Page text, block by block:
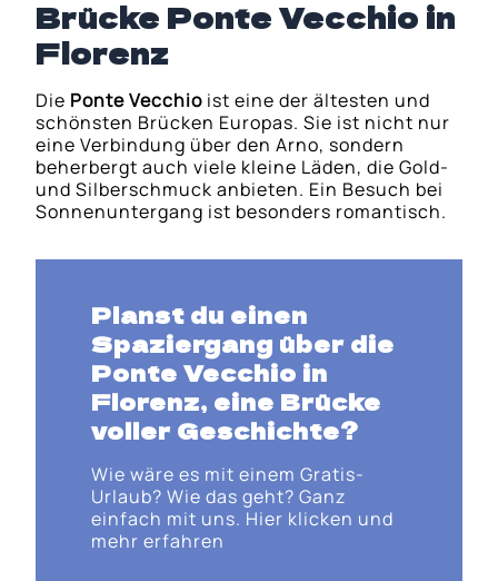
Brücke Ponte Vecchio in
Florenz
Die Ponte Vecchio ist eine der ältesten und
schönsten Brücken Europas. Sie ist nicht nur
eine Verbindung über den Arno, sondern
beherbergt auch viele kleine Läden, die Gold-
und Silberschmuck anbieten. Ein Besuch bei
Sonnenuntergang ist besonders romantisch.
Planst du einen
Spaziergang über die
Ponte Vecchio in
Florenz, eine Brücke
voller Geschichte?
Wie wäre es mit einem Gratis-
Urlaub? Wie das geht? Ganz
einfach mit uns. Hier klicken und
mehr erfahren